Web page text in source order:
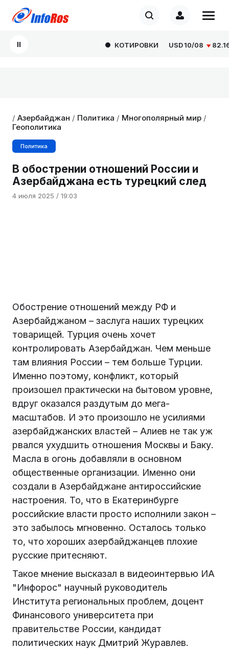
КОТИРОВКИ USD10/08 82.1665
/ Азербайджан / Политика / Многополярный мир /
Геополитика
Политика
В обострении отношений России и
Азербайджана есть турецкий след
4 июля 2025 / 19:03
Обострение отношений между РФ и
Азербайджаном – заслуга наших турецких
товарищей. Турция очень хочет
контролировать Азербайджан. Чем меньше
там влияния России – тем больше Турции.
Именно поэтому, конфликт, который
произошел практически на бытовом уровне,
вдруг оказался раздутым до мега-
масштабов. И это произошло не усилиями
азербайджанских властей – Алиев не так уж
рвался ухудшить отношения Москвы и Баку.
Масла в огонь добавляли в основном
общественные организации. Именно они
создали в Азербайджане антироссийские
настроения. То, что в Екатеринбурге
российские власти просто исполнили закон –
это забылось мгновенно. Осталось только
то, что хороших азербайджанцев плохие
русские притесняют.
Такое мнение высказал в видеоинтервью ИА
"Инфорос" научный руководитель
Института региональных проблем, доцент
Финансового университета при
правительстве России, кандидат
политических наук Дмитрий Журавлев.